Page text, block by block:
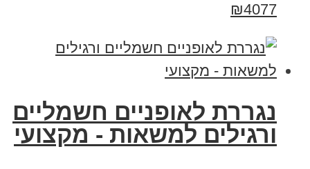
₪4077
נגררת לאופניים חשמליים
ורגילים למשאות - מקצועי